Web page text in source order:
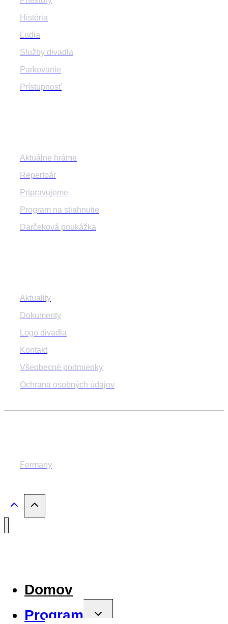
História
Ľudia
Služby divadla
Parkovanie
Prístupnosť
Aktuálne hráme
Repertoár
Pripravujeme
Program na stiahnutie
Darčeková poukážka
Aktuality
Dokumenty
Logo divadla
Kontakt
Všeobecné podmienky
Ochrana osobných údajov
Fermany
Domov
Program
Toggle